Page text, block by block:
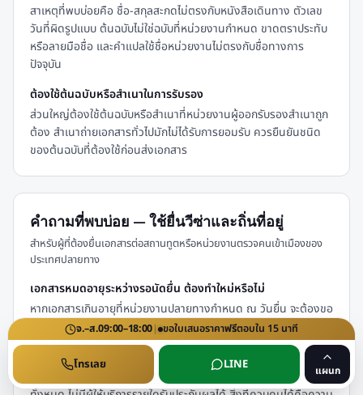
สาเหตุที่พบบ่อยคือ ชื่อ-สกุลสะกดไม่ตรงกับหนังสือเดินทาง ตัวเลข
วันที่ผิดรูปแบบ ต้นฉบับไม่ใช่ฉบับที่หน่วยงานกำหนด ขาดตราประทับ
หรือลายมือชื่อ และคำแปลใช้ชื่อหน่วยงานไม่ตรงกับชื่อทางการ
ปัจจุบัน
ต้องใช้ต้นฉบับหรือสำเนาในการรับรอง
ส่วนใหญ่ต้องใช้ต้นฉบับหรือสำเนาที่หน่วยงานผู้ออกรับรองสำเนาถูก
ต้อง สำเนาถ่ายเอกสารทั่วไปมักไม่ได้รับการยอมรับ ควรยืนยันชนิด
ของต้นฉบับที่ต้องใช้ก่อนส่งเอกสาร
คำถามที่พบบ่อย — ใช้ยื่นวีซ่าและถิ่นที่อยู่
สำหรับผู้ที่ต้องยื่นเอกสารต่อสถานทูตหรือหน่วยงานตรวจคนเข้าเมืองของ
ประเทศปลายทาง
เอกสารหมดอายุระหว่างรอนัดยื่น ต้องทำใหม่หรือไม่
หากเอกสารเกินอายุที่หน่วยงานปลายทางกำหนด ณ วันยื่น จะต้องขอ
ฉบับใหม่ จึงควรวางแผนวันขอเอกสารให้สอดคล้องกับวันนัดยื่นจริง
ผลการพิจารณาวีซ่าขึ้นกับอะไร
เป็นดุลพินิจของสถานทูตหรือหน่วยงานตรวจคนเข้าเมืองปลายทาง
จ.–ส.09:00–18:00| ขอใบเสนอราคาฟรีตอบใน 15 นาที
โทรเลย LINE แผนก